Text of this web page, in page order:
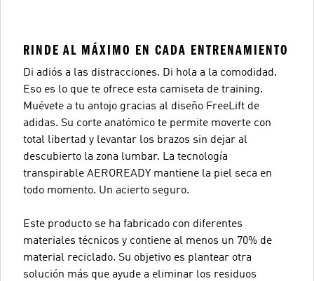
RINDE AL MÁXIMO EN CADA ENTRENAMIENTO
Di adiós a las distracciones. Di hola a la comodidad.
Eso es lo que te ofrece esta camiseta de training.
Muévete a tu antojo gracias al diseño FreeLift de
adidas. Su corte anatómico te permite moverte con
total libertad y levantar los brazos sin dejar al
descubierto la zona lumbar. La tecnología
transpirable AEROREADY mantiene la piel seca en
todo momento. Un acierto seguro.
Este producto se ha fabricado con diferentes
materiales técnicos y contiene al menos un 70% de
material reciclado. Su objetivo es plantear otra
solución más que ayude a eliminar los residuos